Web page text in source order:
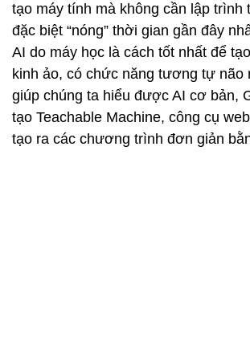
tạo máy tính mà không cần lập trình
đặc biệt “nóng” thời gian gần đây
AI do máy học là cách tốt nhất để
kinh ảo, có chức năng tương tự não
giúp chúng ta hiểu được AI cơ bản,
tạo Teachable Machine, công cụ
tạo ra các chương trình đơn giản